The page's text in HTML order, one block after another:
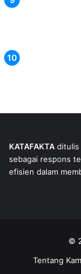
KATAFAKTA ditulis
sebagai respons
efisien dalam
©
Tentang